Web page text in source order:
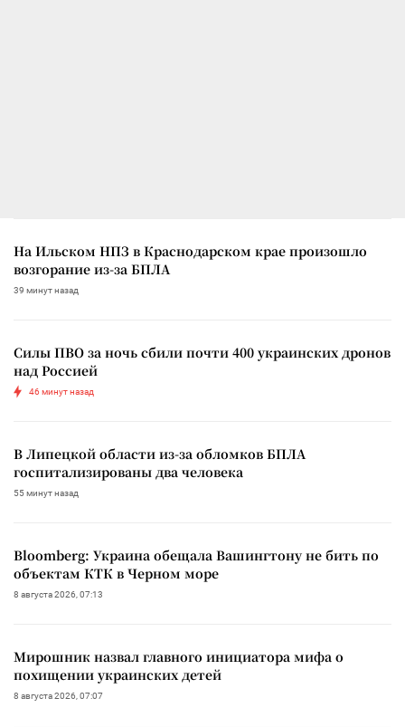
На Ильском НПЗ в Краснодарском крае произошло
возгорание из-за БПЛА
39 минут назад
Силы ПВО за ночь сбили почти 400 украинских дронов
над Россией
46 минут назад
В Липецкой области из-за обломков БПЛА
госпитализированы два человека
55 минут назад
Bloomberg: Украина обещала Вашингтону не бить по
объектам КТК в Черном море
8 августа 2026, 07:13
Мирошник назвал главного инициатора мифа о
похищении украинских детей
8 августа 2026, 07:07